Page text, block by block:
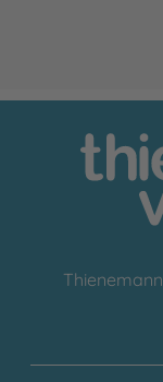
Thienemann